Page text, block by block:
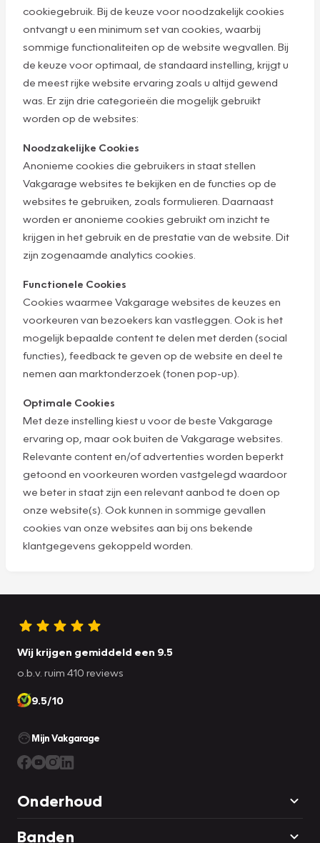
cookiegebruik. Bij de keuze voor noodzakelijk cookies
ontvangt u een minimum set van cookies, waarbij
sommige functionaliteiten op de website wegvallen. Bij
de keuze voor optimaal, de standaard instelling, krijgt u
de meest rijke website ervaring zoals u altijd gewend
was. Er zijn drie categorieën die mogelijk gebruikt
worden op de websites:
Noodzakelijke Cookies
Anonieme cookies die gebruikers in staat stellen
Vakgarage websites te bekijken en de functies op de
websites te gebruiken, zoals formulieren. Daarnaast
worden er anonieme cookies gebruikt om inzicht te
krijgen in het gebruik en de prestatie van de website. Dit
zijn zogenaamde analytics cookies.
Functionele Cookies
Cookies waarmee Vakgarage websites de keuzes en
voorkeuren van bezoekers kan vastleggen. Ook is het
mogelijk bepaalde content te delen met derden (social
functies), feedback te geven op de website en deel te
nemen aan marktonderzoek (tonen pop-up).
Optimale Cookies
Met deze instelling kiest u voor de beste Vakgarage
ervaring op, maar ook buiten de Vakgarage websites.
Relevante content en/of advertenties worden beperkt
getoond en voorkeuren worden vastgelegd waardoor
we beter in staat zijn een relevant aanbod te doen op
onze website(s). Ook kunnen in sommige gevallen
cookies van onze websites aan bij ons bekende
klantgegevens gekoppeld worden.
Wij krijgen gemiddeld een 9.5
o.b.v. ruim 410 reviews
9.5/10
Mijn Vakgarage
Onderhoud
Banden